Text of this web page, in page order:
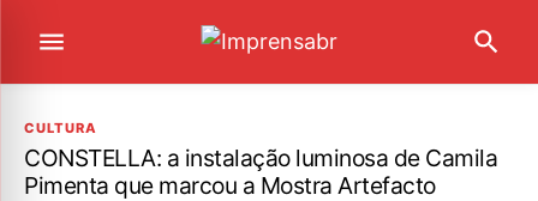
CULTURA
CONSTELLA: a instalação luminosa de Camila
Pimenta que marcou a Mostra Artefacto